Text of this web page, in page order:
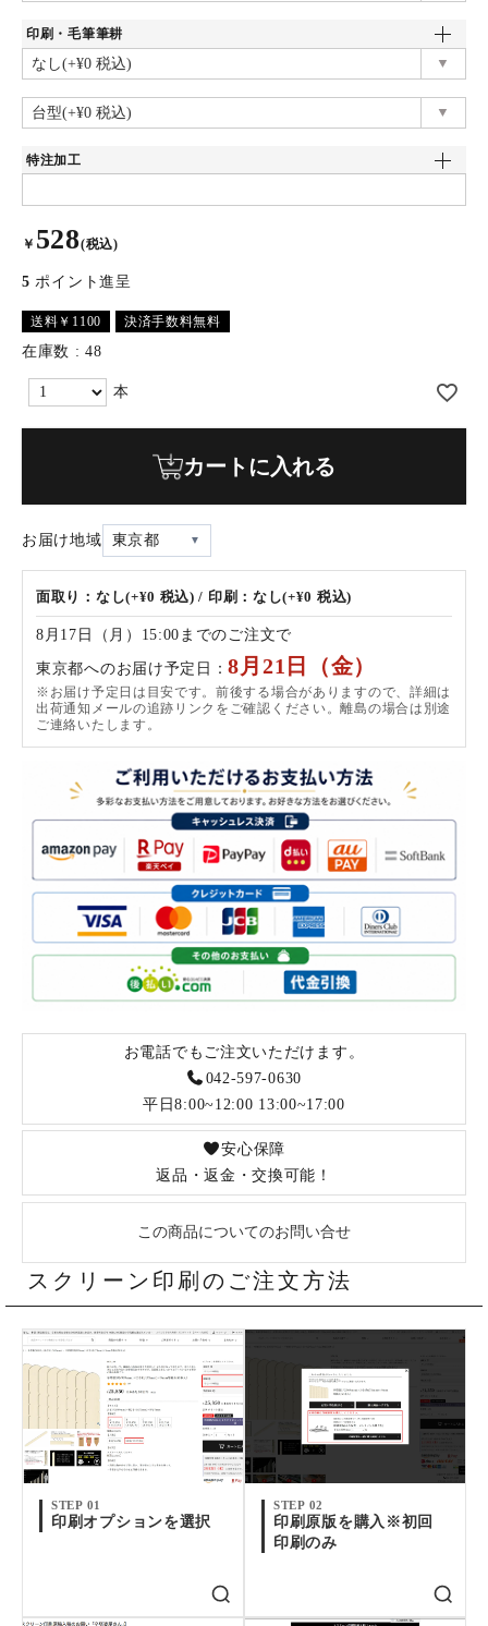
印刷・毛筆筆耕
特注加工
￥ 528(税込)
5 ポイント進呈
送料￥1100 決済手数料無料
在庫数 48
カートに入れる
お届け地域 東京都
面取り：なし(+¥0 税込) / 印刷：なし(+¥0 税込)
8月17日（月）15:00までのご注文で
東京都へのお届け予定日：8月21日（金）
※お届け予定日は目安です。前後する場合がありますので、詳細は
出荷通知メールの追跡リンクをご確認ください。離島の場合は別途
ご連絡いたします。
お電話でもご注文いただけます。
042-597-0630
平日8:00~12:00 13:00~17:00
安心保障
返品・返金・交換可能！
この商品についてのお問い合せ
スクリーン印刷のご注文方法
STEP 01
印刷オプションを選択
STEP 02
印刷原版を購入※初回
印刷のみ